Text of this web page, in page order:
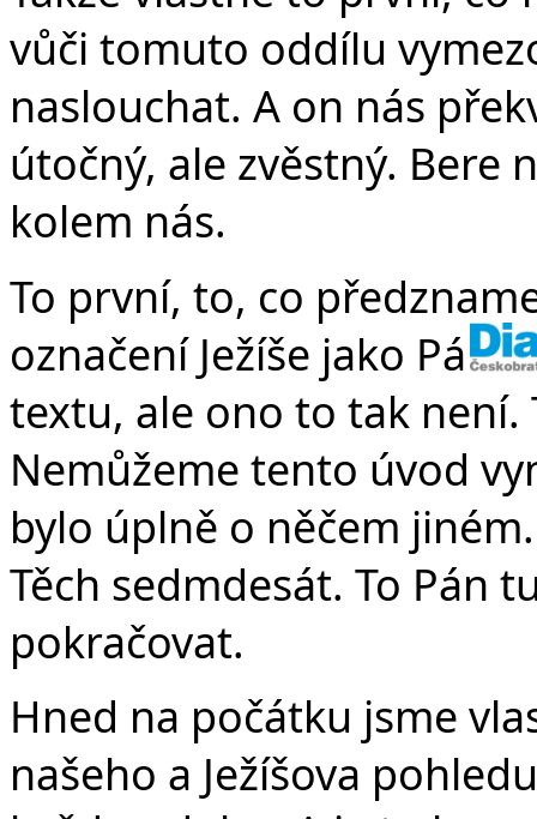
vůči tomuto oddílu
naslouchat. A on nás
útočný, ale zvěstný. Bere
kolem nás.
To první, to, co
označení Ježíše jako
textu, ale ono to tak není.
Nemůžeme tento úvod
bylo úplně o něčem
Těch sedmdesát. To Pán
pokračovat.
Hned na počátku jsme
našeho a Ježíšova